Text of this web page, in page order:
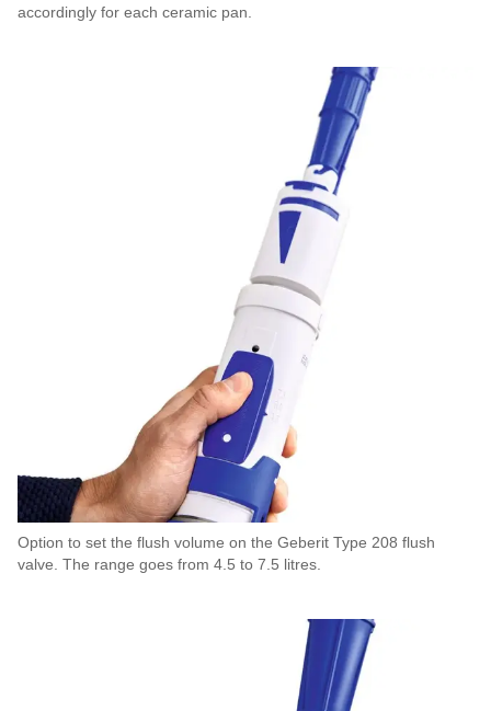
accordingly for each ceramic pan.
Option to set the flush volume on the Geberit Type 208 flush
valve. The range goes from 4.5 to 7.5 litres.